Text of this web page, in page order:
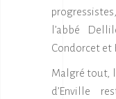
l’abbé
Condorcet et
Malgré tout,
d’Enville